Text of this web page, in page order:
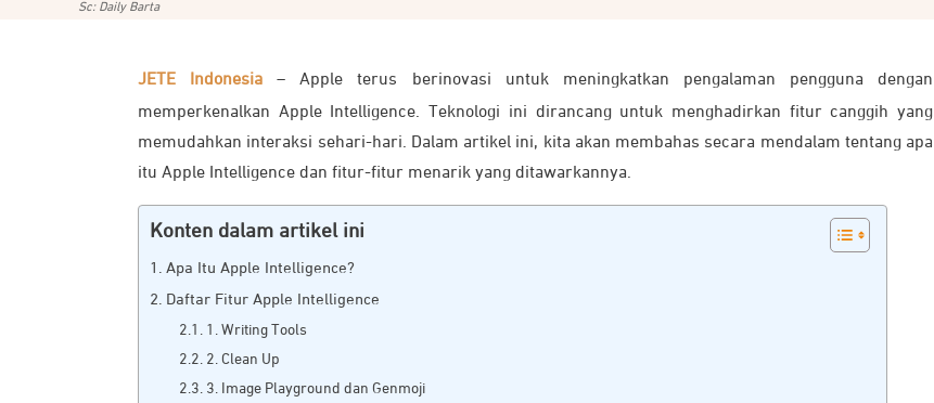
Sc: Daily Barta
JETE Indonesia –Apple terus berinovasi untuk meningkatkan pengalaman pengguna dengan
memperkenalkan Apple Intelligence. Teknologi ini dirancang untuk menghadirkan fitur canggih yang
memudahkan interaksi sehari-hari. Dalam artikel ini, kita akan membahas secara mendalam tentang apa
itu Apple Intelligence dan fitur-fitur menarik yang ditawarkannya.
Konten dalam artikel ini
Apa Itu Apple Intelligence?
Daftar Fitur Apple Intelligence
1. Writing Tools
2. Clean Up
3. Image Playground dan Genmoji